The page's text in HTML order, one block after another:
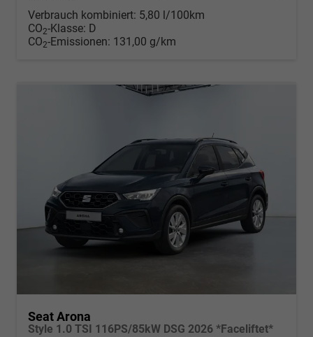
Verbrauch kombiniert: 5,80 l/100km
CO2-Klasse: D
CO2-Emissionen: 131,00 g/km
Seat Arona
Style 1.0 TSI 116PS/85kW DSG 2026 *Faceliftet*